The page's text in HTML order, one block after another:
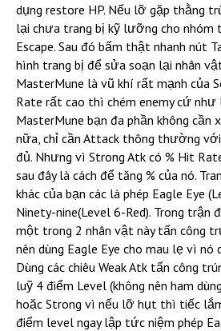
dụng restore HP. Nếu lỡ gặp thằng
lại chưa trang bị kỹ lưỡng cho nhóm
Escape. Sau đó bấm thật nhanh nút
hình trang bị để sửa soạn lại nhân
MasterMune là vũ khí rất mạnh của
Rate rất cao thì chém enemy cứ như
MasterMune bạn đa phần không cần
nữa, chỉ cần Attack thông thường
đủ. Nhưng vì Strong Atk có % Hit
sau đây là cách để tăng % của nó.
khác của bạn các lá phép Eagle Eye
Ninety-nine(Level 6-Red). Trong trận
một trong 2 nhân vật này tấn công
nên dùng Eagle Eye cho mau lẹ vì nó
Dùng các chiêu Weak Atk tấn công
luỹ 4 điểm Level (không nên ham
hoặc Strong vì nếu lỡ hụt thì tiếc
điểm level ngay lập tức niệm phép